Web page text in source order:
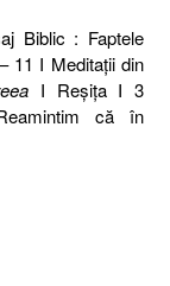
Biblic : Faptele
11 I Meditaţii din
I Reşiţa I 3
că în